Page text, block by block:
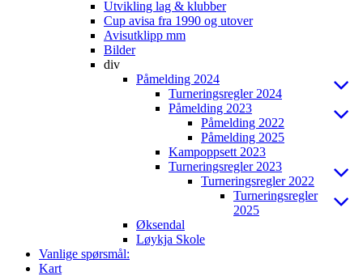
Utvikling lag & klubber
Cup avisa fra 1990 og utover
Avisutklipp mm
Bilder
div
Påmelding 2024
Turneringsregler 2024
Påmelding 2023
Påmelding 2022
Påmelding 2025
Kampoppsett 2023
Turneringsregler 2023
Turneringsregler 2022
Turneringsregler
2025
Øksendal
Løykja Skole
Vanlige spørsmål:
Kart